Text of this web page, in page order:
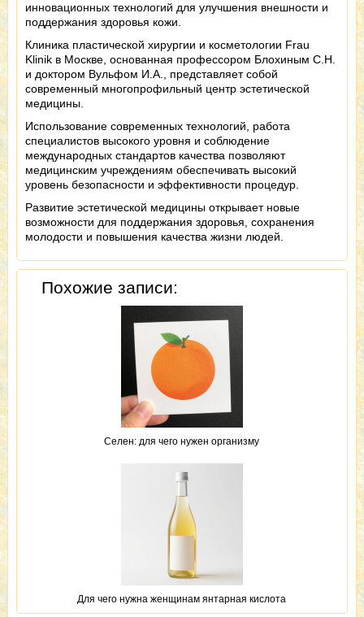
инновационных технологий для улучшения внешности и
поддержания здоровья кожи.
Клиника пластической хирургии и косметологии Frau
Klinik в Москве, основанная профессором Блохиным С.Н.
и доктором Вульфом И.А., представляет собой
современный многопрофильный центр эстетической
медицины.
Использование современных технологий, работа
специалистов высокого уровня и соблюдение
международных стандартов качества позволяют
медицинским учреждениям обеспечивать высокий
уровень безопасности и эффективности процедур.
Развитие эстетической медицины открывает новые
возможности для поддержания здоровья, сохранения
молодости и повышения качества жизни людей.
Похожие записи:
Селен: для чего нужен организму
Для чего нужна женщинам янтарная кислота